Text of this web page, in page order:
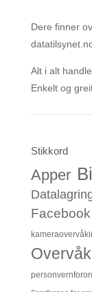
Dere finner
Alt i alt
Enkelt og
Stikkord
Apper
Facebook